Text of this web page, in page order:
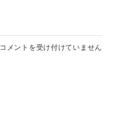
コメントを受け付けていません